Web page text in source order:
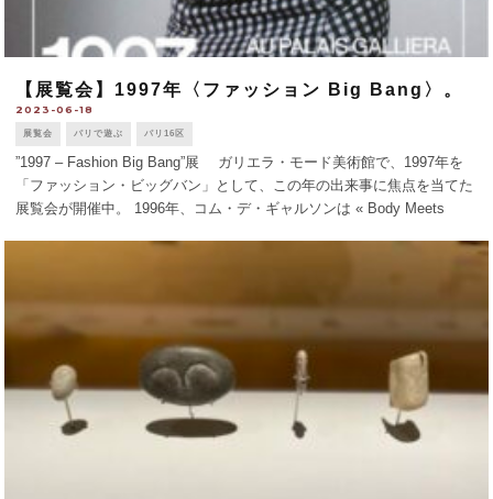
【展覧会】1997年〈ファッション Big Bang〉。
2023-06-18
展覧会 パリで遊ぶ パリ16区
”1997 – Fashion Big Bang”展 ガリエラ・モード美術館で、1997年を
「ファッション・ビッグバン」として、この年の出来事に焦点を当てた
展覧会が開催中。 1996年、コム・デ・ギャルソンは « Body Meets